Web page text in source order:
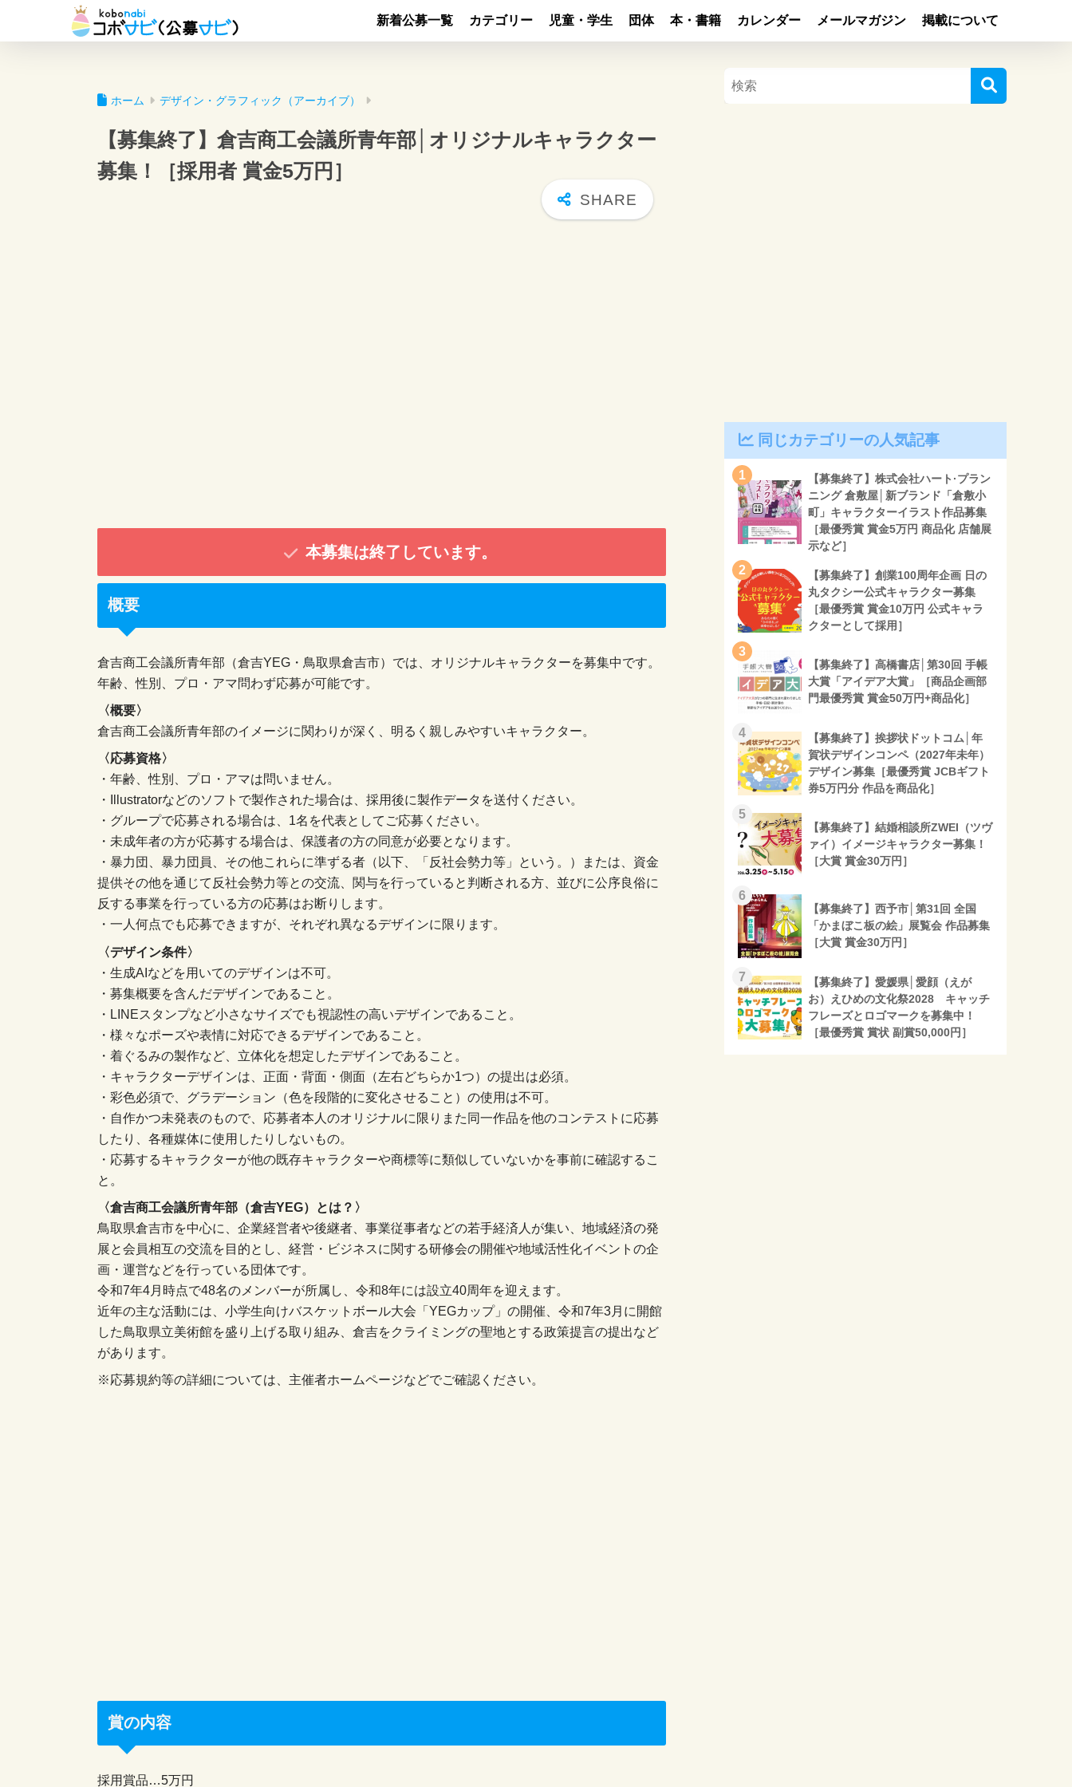
新着公募一覧 カテゴリー 児童・学生 団体 本・書籍 カレンダー メールマガジン 掲載について
ホーム デザイン・グラフィック（アーカイブ）
【募集終了】倉吉商工会議所青年部│オリジナルキャラクター
募集！［採用者 賞金5万円］
本募集は終了しています。
概要
倉吉商工会議所青年部（倉吉YEG・鳥取県倉吉市）では、オリジナルキャラクターを募集中です。
年齢、性別、プロ・アマ問わず応募が可能です。
〈概要〉
倉吉商工会議所青年部のイメージに関わりが深く、明るく親しみやすいキャラクター。
〈応募資格〉
・年齢、性別、プロ・アマは問いません。
・Illustratorなどのソフトで製作された場合は、採用後に製作データを送付ください。
・グループで応募される場合は、1名を代表としてご応募ください。
・未成年者の方が応募する場合は、保護者の方の同意が必要となります。
・暴力団、暴力団員、その他これらに準ずる者（以下、「反社会勢力等」という。）または、資金
提供その他を通じて反社会勢力等との交流、関与を行っていると判断される方、並びに公序良俗に
反する事業を行っている方の応募はお断りします。
・一人何点でも応募できますが、それぞれ異なるデザインに限ります。
〈デザイン条件〉
・生成AIなどを用いてのデザインは不可。
・募集概要を含んだデザインであること。
・LINEスタンプなど小さなサイズでも視認性の高いデザインであること。
・様々なポーズや表情に対応できるデザインであること。
・着ぐるみの製作など、立体化を想定したデザインであること。
・キャラクターデザインは、正面・背面・側面（左右どちらか1つ）の提出は必須。
・彩色必須で、グラデーション（色を段階的に変化させること）の使用は不可。
・自作かつ未発表のもので、応募者本人のオリジナルに限りまた同一作品を他のコンテストに応募
したり、各種媒体に使用したりしないもの。
・応募するキャラクターが他の既存キャラクターや商標等に類似していないかを事前に確認するこ
と。
〈倉吉商工会議所青年部（倉吉YEG）とは？〉
鳥取県倉吉市を中心に、企業経営者や後継者、事業従事者などの若手経済人が集い、地域経済の発
展と会員相互の交流を目的とし、経営・ビジネスに関する研修会の開催や地域活性化イベントの企
画・運営などを行っている団体です。
令和7年4月時点で48名のメンバーが所属し、令和8年には設立40周年を迎えます。
近年の主な活動には、小学生向けバスケットボール大会「YEGカップ」の開催、令和7年3月に開館
した鳥取県立美術館を盛り上げる取り組み、倉吉をクライミングの聖地とする政策提言の提出など
があります。
※応募規約等の詳細については、主催者ホームページなどでご確認ください。
賞の内容
採用賞品…5万円
同じカテゴリーの人気記事
1
【募集終了】株式会社ハート·プラン
ニング 倉敷屋│新ブランド「倉敷小
町」キャラクターイラスト作品募集
［最優秀賞 賞金5万円 商品化 店舗展
示など］
2
【募集終了】創業100周年企画 日の
丸タクシー公式キャラクター募集
［最優秀賞 賞金10万円 公式キャラ
クターとして採用］
3
【募集終了】高橋書店│第30回 手帳
大賞「アイデア大賞」［商品企画部
門最優秀賞 賞金50万円+商品化］
4
【募集終了】挨拶状ドットコム│年
賀状デザインコンペ（2027年未年）
デザイン募集［最優秀賞 JCBギフト
券5万円分 作品を商品化］
5
【募集終了】結婚相談所ZWEI（ツヴ
ァイ）イメージキャラクター募集！
［大賞 賞金30万円］
6
【募集終了】西予市│第31回 全国
「かまぼこ板の絵」展覧会 作品募集
［大賞 賞金30万円］
7
【募集終了】愛媛県│愛顔（えが
お）えひめの文化祭2028 キャッチ
フレーズとロゴマークを募集中！
［最優秀賞 賞状 副賞50,000円］